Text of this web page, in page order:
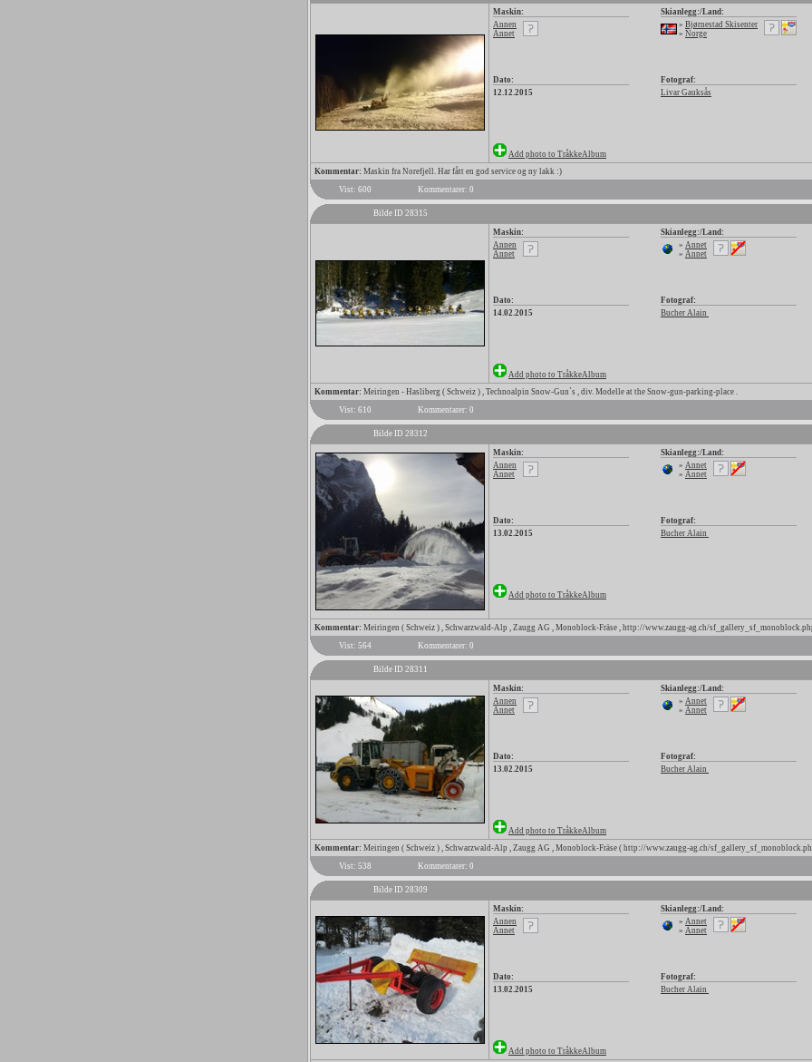
Maskin:
Annen
Annet
Skianlegg:/Land:
» Bjørnestad Skisenter
» Norge
Dato:
12.12.2015
Fotograf:
Livar Gauksås
Add photo to TråkkeAlbum
Kommentar: Maskin fra Norefjell. Har fått en god service og ny lakk :)
Vist: 600
Kommentarer: 0
Bilde ID 28315
Maskin:
Annen
Annet
Skianlegg:/Land:
» Annet
» Annet
Dato:
14.02.2015
Fotograf:
Bucher Alain
Add photo to TråkkeAlbum
Kommentar: Meiringen - Hasliberg ( Schweiz ) , Technoalpin Snow-Gun`s , div. Modelle at the Snow-gun-parking-place .
Vist: 610
Kommentarer: 0
Bilde ID 28312
Maskin:
Annen
Annet
Skianlegg:/Land:
» Annet
» Annet
Dato:
13.02.2015
Fotograf:
Bucher Alain
Add photo to TråkkeAlbum
Kommentar: Meiringen ( Schweiz ) , Schwarzwald-Alp , Zaugg AG , Monoblock-Fräse , http://www.zaugg-ag.ch/
Vist: 564
Kommentarer: 0
Bilde ID 28311
Maskin:
Annen
Annet
Skianlegg:/Land:
» Annet
» Annet
Dato:
13.02.2015
Fotograf:
Bucher Alain
Add photo to TråkkeAlbum
Kommentar: Meiringen ( Schweiz ) , Schwarzwald-Alp , Zaugg AG , Monoblock-Fräse ( http://www.zaugg-ag.ch/
Vist: 538
Kommentarer: 0
Bilde ID 28309
Maskin:
Annen
Annet
Skianlegg:/Land:
» Annet
» Annet
Dato:
13.02.2015
Fotograf:
Bucher Alain
Add photo to TråkkeAlbum